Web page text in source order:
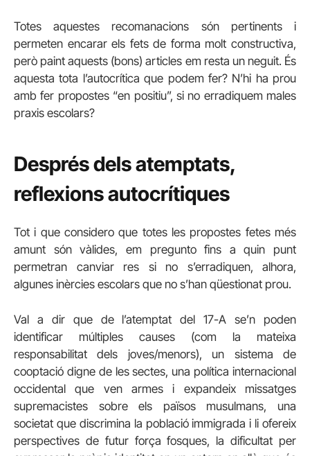
Totes aquestes recomanacions són pertinents i
permeten encarar els fets de forma molt constructiva,
però paint aquests (bons) articles em resta un neguit. És
aquesta tota l’autocrítica que podem fer? N’hi ha prou
amb fer propostes “en positiu”, si no erradiquem males
praxis escolars?
Després dels atemptats,
reflexions autocrítiques
Tot i que considero que totes les propostes fetes més
amunt són vàlides, em pregunto fins a quin punt
permetran canviar res si no s’erradiquen, alhora,
algunes inèrcies escolars que no s’han qüestionat prou.
Val a dir que de l’atemptat del 17-A se’n poden
identificar múltiples causes (com la mateixa
responsabilitat dels joves/menors), un sistema de
cooptació digne de les sectes, una política internacional
occidental que ven armes i expandeix missatges
supremacistes sobre els països musulmans, una
societat que discrimina la població immigrada i li ofereix
perspectives de futur força fosques, la dificultat per